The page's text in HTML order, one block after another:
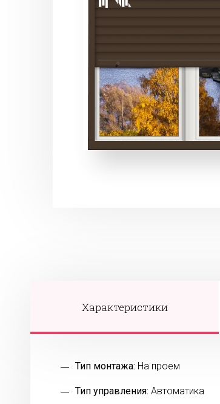
Характеристики
Тип монтажа: На проем
Тип управления: Автоматика